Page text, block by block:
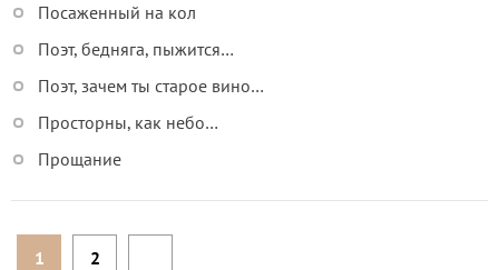
Посаженный на кол
Поэт, бедняга, пыжится…
Поэт, зачем ты старое вино…
Просторны, как небо…
Прощание
1 2